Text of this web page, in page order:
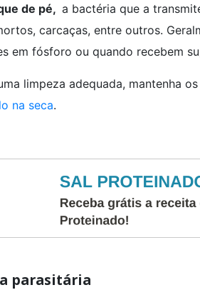
de pé, a bactéria que a
carcaças, entre outros.
em fósforo ou quando recebem
limpeza adequada, mantenha
na seca.
parasitária